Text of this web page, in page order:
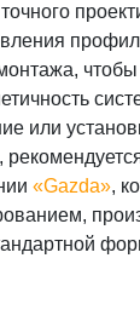
чтобы
или
«Gazda»,